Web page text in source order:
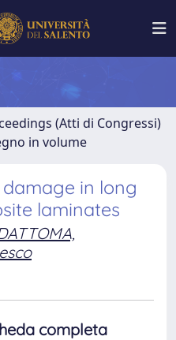
(Atti di Congressi)
in volume
in long
laminates
completa